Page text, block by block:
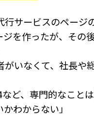
行サービスのページ
ジを作ったが、その
がいなくて、社長や
など、専門的なこと
わからない」